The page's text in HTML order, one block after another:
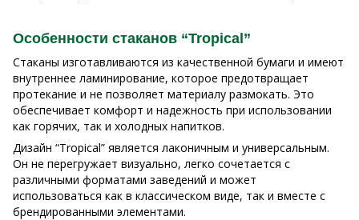
Особенности стаканов “Tropical”
Стаканы изготавливаются из качественной бумаги и имеют
внутреннее ламинирование, которое предотвращает
протекание и не позволяет материалу размокать. Это
обеспечивает комфорт и надежность при использовании
как горячих, так и холодных напитков.
Дизайн “Tropical” является лаконичным и универсальным.
Он не перегружает визуально, легко сочетается с
различными форматами заведений и может
использоваться как в классическом виде, так и вместе с
брендированными элементами.